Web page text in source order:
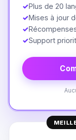
✓Plus de 20
✓Mises à jour
✓
✓Support